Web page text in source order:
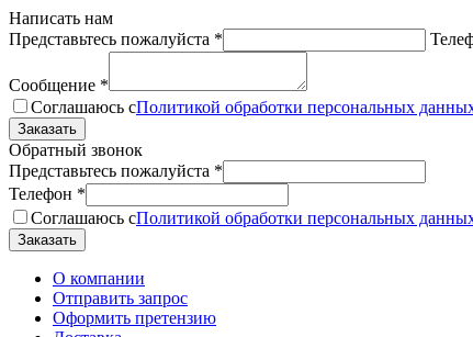
Написать нам
Представьтесь пожалуйста *
Сообщение *
Соглашаюсь сПолитикой обработки персональных
Обратный звонок
Представьтесь пожалуйста *
Телефон *
Соглашаюсь сПолитикой обработки персональных
О компании
Отправить запрос
Оформить претензию